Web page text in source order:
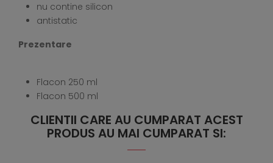
nu contine silicon
antistatic
Prezentare
Flacon 250 ml
Flacon 500 ml
CLIENTII CARE AU CUMPARAT ACEST
PRODUS AU MAI CUMPARAT SI: